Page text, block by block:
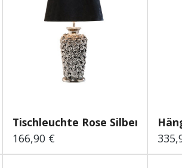
Tischleuchte Rose Silber 57 cm
Regulärer Preis:
166,90 €